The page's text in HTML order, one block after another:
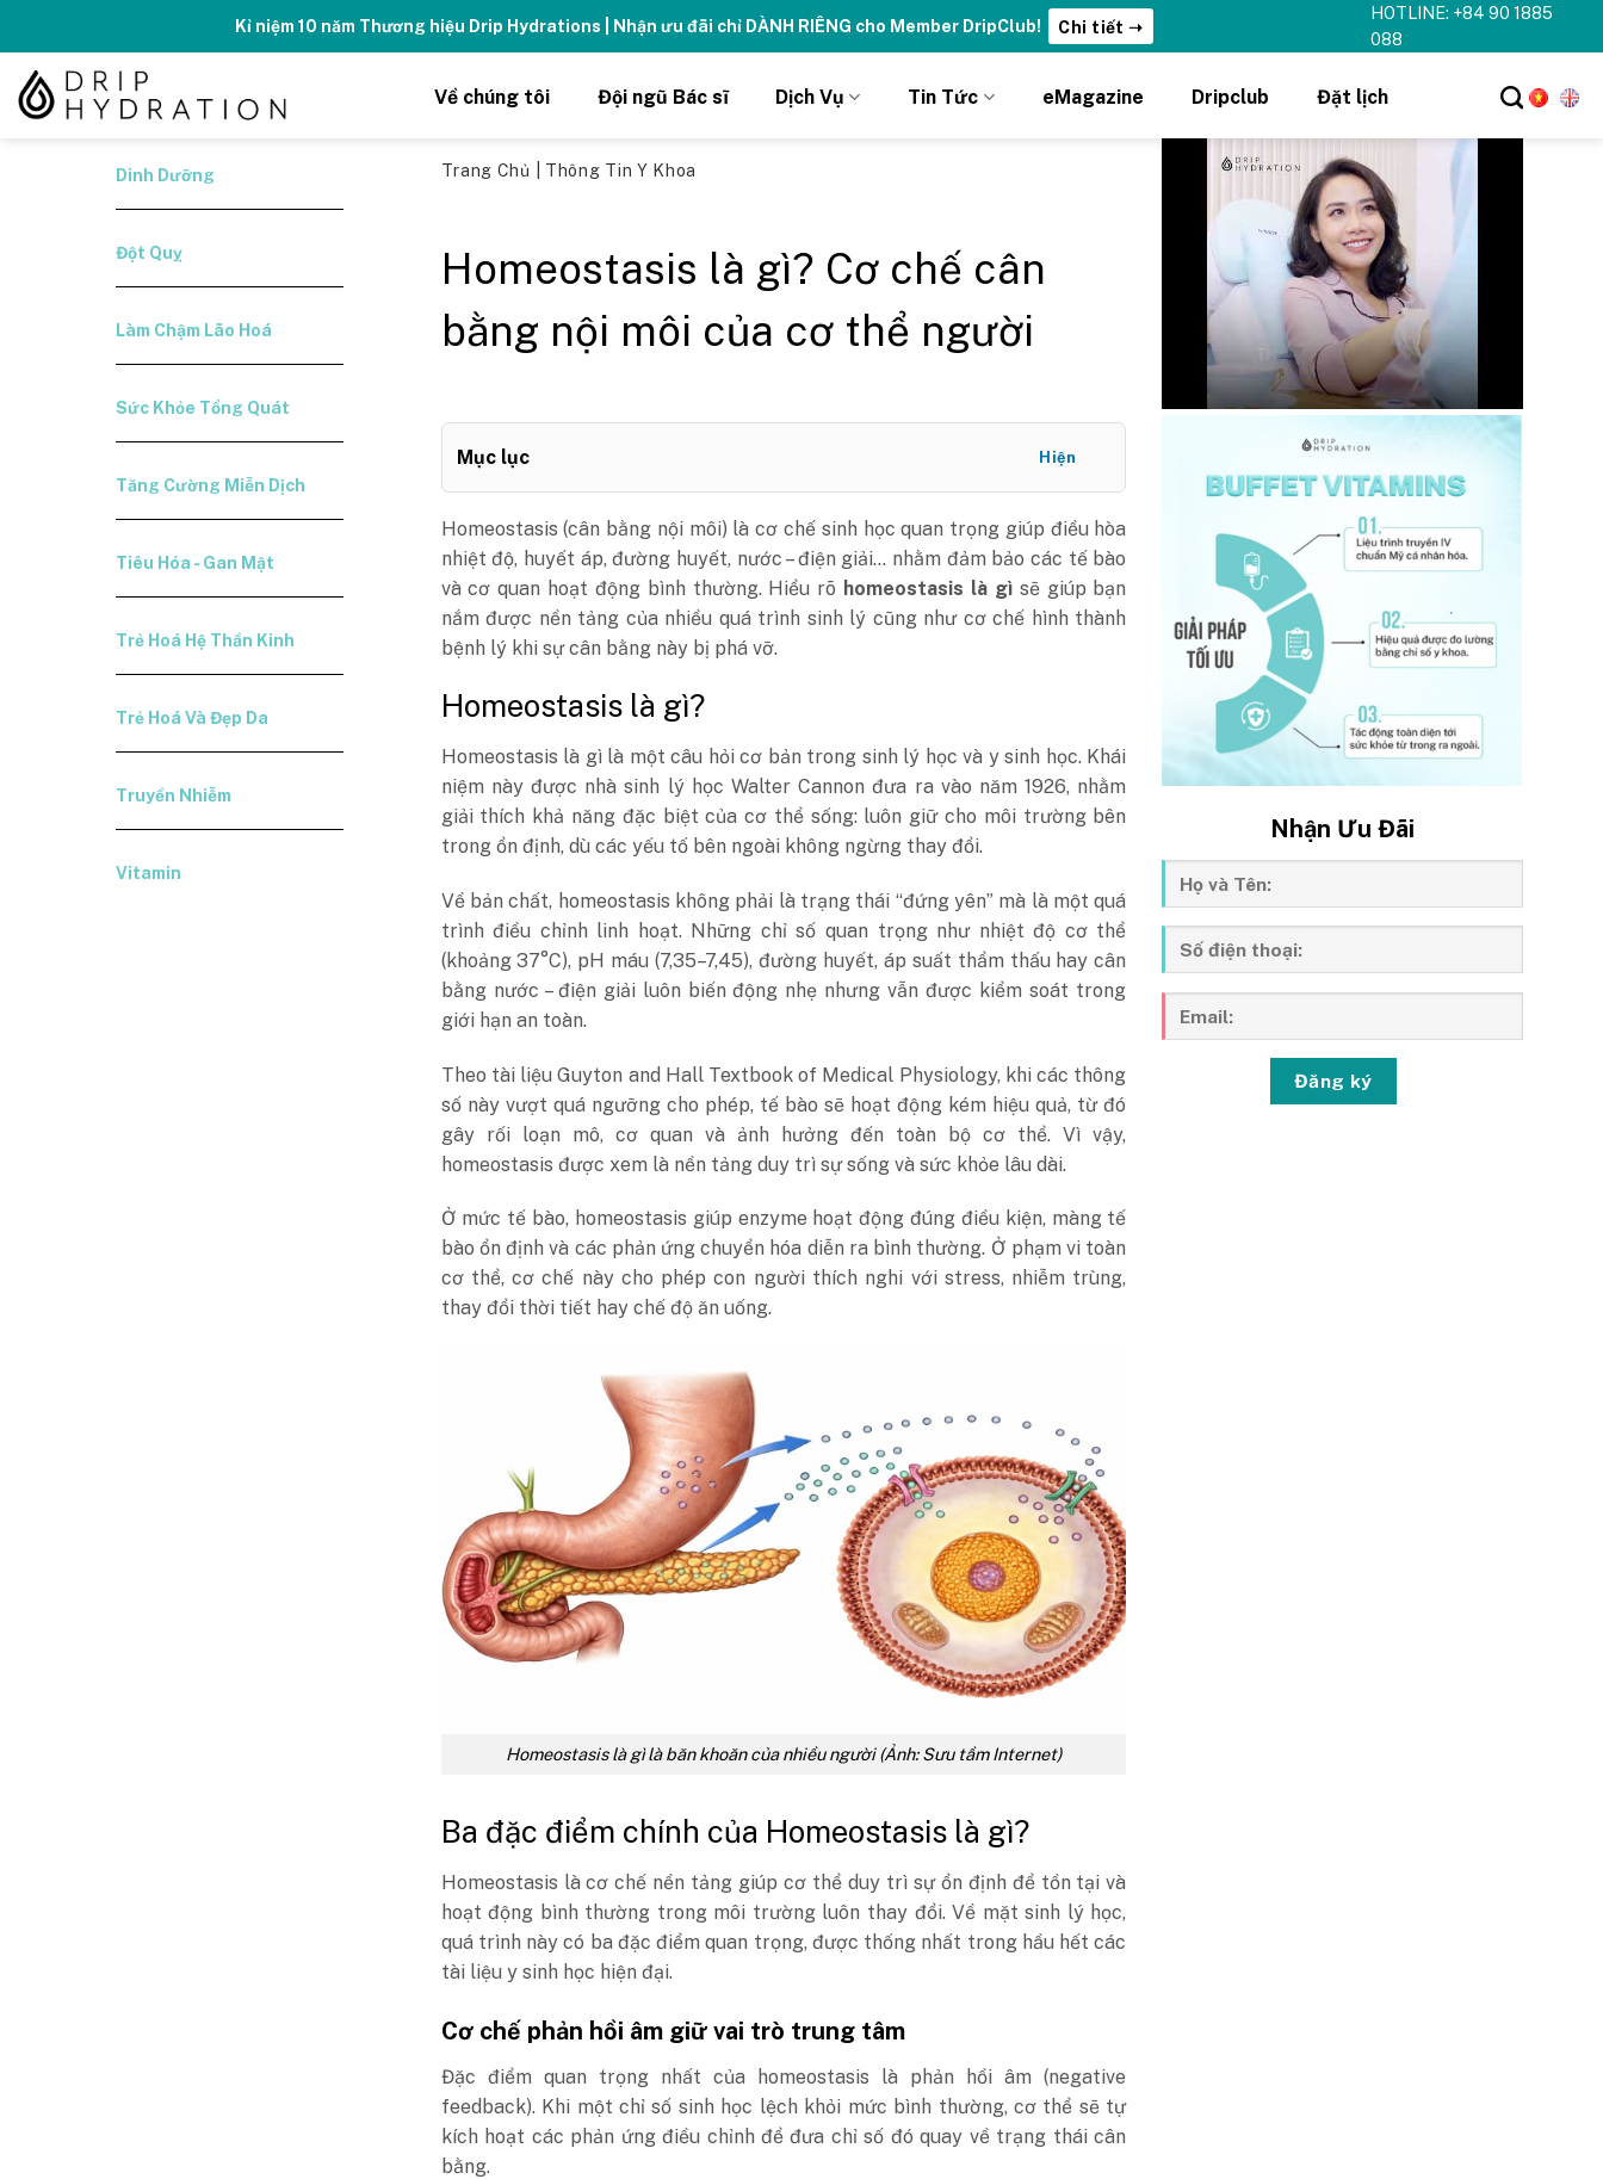
content
Kỉ niệm 10 năm Thương hiệu Drip Hydrations | Nhận ưu đãi chỉ DÀNH RIÊNG cho Member DripClub! Chi tiết ➝
HOTLINE: +84 90 1885
088
Về chúng tôi Đội ngũ Bác sĩ Dịch Vụ Tin Tức eMagazine Dripclub Đặt lịch
Dinh Dưỡng
Đột Quỵ
Làm Chậm Lão Hoá
Sức Khỏe Tổng Quát
Tăng Cường Miễn Dịch
Tiêu Hóa - Gan Mật
Trẻ Hoá Hệ Thần Kinh
Trẻ Hoá Và Đẹp Da
Truyền Nhiễm
Vitamin
Trang Chủ Thông Tin Y Khoa
Homeostasis là gì? Cơ chế cân
bằng nội môi của cơ thể người
Mục lục Hiện
Homeostasis (cân bằng nội môi) là cơ chế sinh học quan trọng giúp điều hòa
nhiệt độ, huyết áp, đường huyết, nước – điện giải… nhằm đảm bảo các tế bào
và cơ quan hoạt động bình thường. Hiểu rõ homeostasis là gì sẽ giúp bạn
nắm được nền tảng của nhiều quá trình sinh lý cũng như cơ chế hình thành
bệnh lý khi sự cân bằng này bị phá vỡ.
Homeostasis là gì?
Homeostasis là gì là một câu hỏi cơ bản trong sinh lý học và y sinh học. Khái
niệm này được nhà sinh lý học Walter Cannon đưa ra vào năm 1926, nhằm
giải thích khả năng đặc biệt của cơ thể sống: luôn giữ cho môi trường bên
trong ổn định, dù các yếu tố bên ngoài không ngừng thay đổi.
Về bản chất, homeostasis không phải là trạng thái “đứng yên” mà là một quá
trình điều chỉnh linh hoạt. Những chỉ số quan trọng như nhiệt độ cơ thể
(khoảng 37°C), pH máu (7,35–7,45), đường huyết, áp suất thẩm thấu hay cân
bằng nước – điện giải luôn biến động nhẹ nhưng vẫn được kiểm soát trong
giới hạn an toàn.
Theo tài liệu Guyton and Hall Textbook of Medical Physiology, khi các thông
số này vượt quá ngưỡng cho phép, tế bào sẽ hoạt động kém hiệu quả, từ đó
gây rối loạn mô, cơ quan và ảnh hưởng đến toàn bộ cơ thể. Vì vậy,
homeostasis được xem là nền tảng duy trì sự sống và sức khỏe lâu dài.
Ở mức tế bào, homeostasis giúp enzyme hoạt động đúng điều kiện, màng tế
bào ổn định và các phản ứng chuyển hóa diễn ra bình thường. Ở phạm vi toàn
cơ thể, cơ chế này cho phép con người thích nghi với stress, nhiễm trùng,
thay đổi thời tiết hay chế độ ăn uống.
Homeostasis là gì là băn khoăn của nhiều người (Ảnh: Sưu tầm Internet)
Ba đặc điểm chính của Homeostasis là gì?
Homeostasis là cơ chế nền tảng giúp cơ thể duy trì sự ổn định để tồn tại và
hoạt động bình thường trong môi trường luôn thay đổi. Về mặt sinh lý học,
quá trình này có ba đặc điểm quan trọng, được thống nhất trong hầu hết các
tài liệu y sinh học hiện đại.
Cơ chế phản hồi âm giữ vai trò trung tâm
Đặc điểm quan trọng nhất của homeostasis là phản hồi âm (negative
feedback). Khi một chỉ số sinh học lệch khỏi mức bình thường, cơ thể sẽ tự
kích hoạt các phản ứng điều chỉnh để đưa chỉ số đó quay về trạng thái cân
bằng.
Nhận Ưu Đãi
Đăng ký